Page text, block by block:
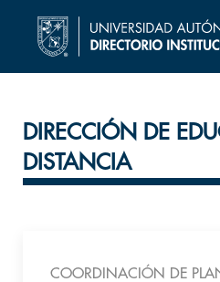
DIRECCIÓN DE
DISTANCIA
COORDINACIÓN DE